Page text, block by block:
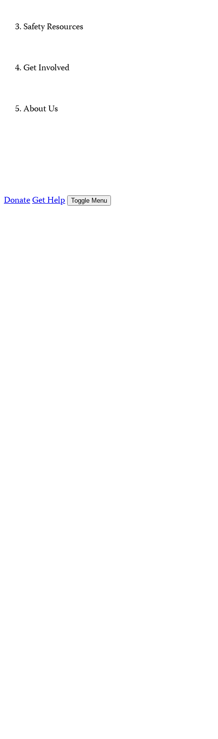
Safety Resources
Get Involved
About Us
DonateGet Help Toggle Menu